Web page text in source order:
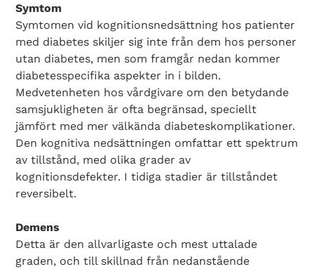
Symtom
Symtomen vid kognitionsnedsättning hos patienter
med diabetes skiljer sig inte från dem hos personer
utan diabetes, men som framgår nedan kommer
diabetesspecifika aspekter in i bilden.
Medvetenheten hos vårdgivare om den betydande
samsjukligheten är ofta begränsad, speciellt
jämfört med mer välkända diabeteskomplikationer.
Den kognitiva nedsättningen omfattar ett spektrum
av tillstånd, med olika grader av
kognitionsdefekter. I tidiga stadier är tillståndet
reversibelt.
Demens
Detta är den allvarligaste och mest uttalade
graden, och till skillnad från nedanstående